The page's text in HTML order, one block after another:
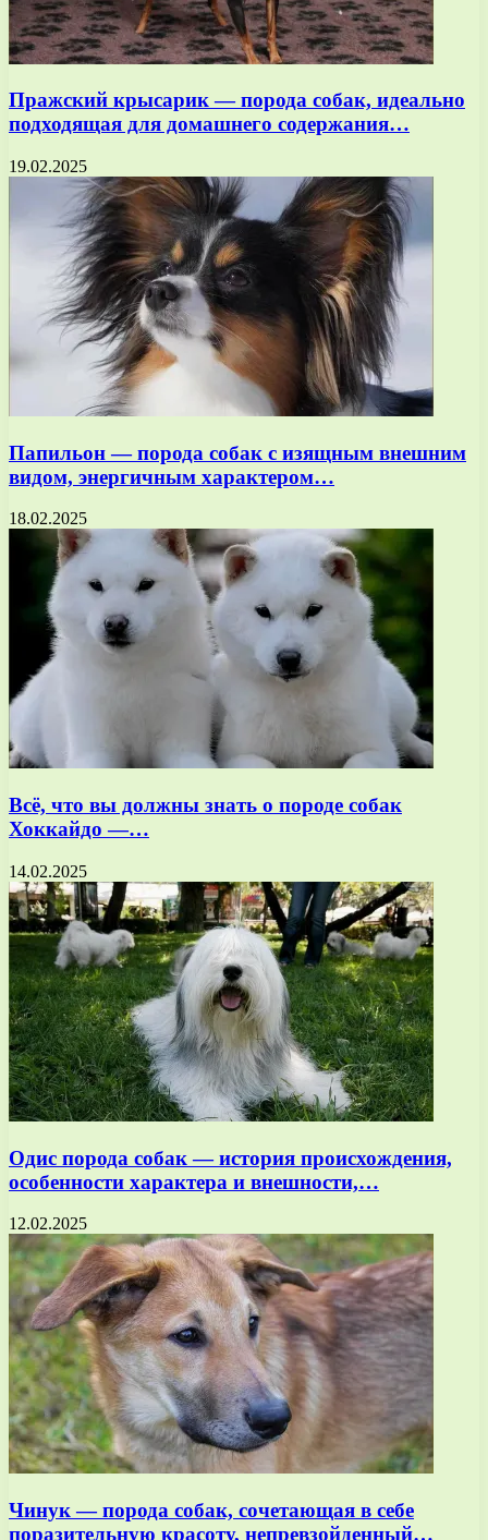
Пражский крысарик — порода собак, идеально
подходящая для домашнего содержания…
19.02.2025
Папильон — порода собак с изящным внешним
видом, энергичным характером…
18.02.2025
Всё, что вы должны знать о породе собак
Хоккайдо —…
14.02.2025
Одис порода собак — история происхождения,
особенности характера и внешности,…
12.02.2025
Чинук — порода собак, сочетающая в себе
поразительную красоту, непревзойденный…